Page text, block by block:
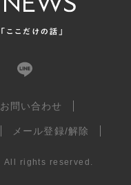
お問い合わせ
メール登録/解除
All rights reserved.